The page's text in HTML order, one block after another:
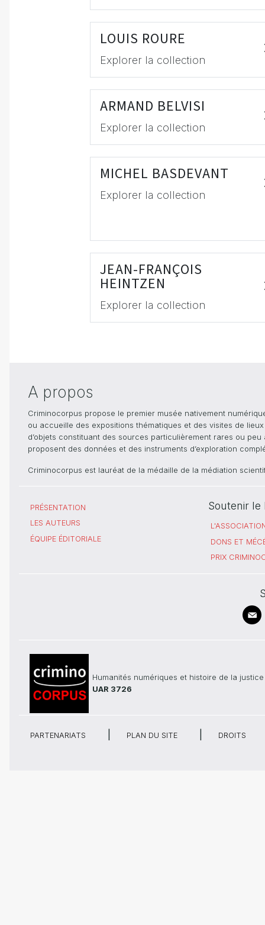
LOUIS ROURE
Explorer la collection
ARMAND BELVISI
Explorer la collection
MICHEL BASDEVANT
Explorer la collection
JEAN-FRANÇOIS
HEINTZEN
Explorer la collection
A propos
Criminocorpus propose le premier musée nativement
ou accueille des expositions thématiques et des visites de
d’objets constituant des sources particulièrement rares ou
proposent des données et des instruments d’exploration
Criminocorpus est lauréat de la médaille de la médiation
PRÉSENTATION
LES AUTEURS
ÉQUIPE ÉDITORIALE
Soutenir le
DONS ET
PRIX
Humanités numériques et histoire de la justice
UAR 3726
PARTENARIATS PLAN DU SITE DROITS